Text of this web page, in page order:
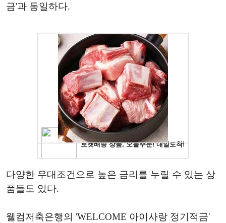
금'과 동일하다.
다양한 우대조건으로 높은 금리를 누릴 수 있는 상
품들도 있다.
웰컴저축은행의 'WELCOME 아이사랑 정기적금'